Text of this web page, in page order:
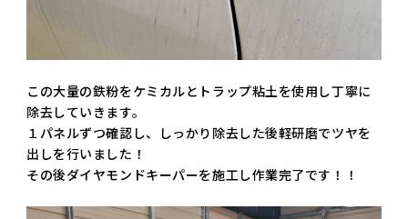
この大量の鉄粉をケミカルとトラップ粘土を使用し丁寧に
除去していきます。
１パネルずつ確認し、しっかり除去した後軽研磨でツヤを
出しを行いました！
その後ダイヤモンドキーパーを施工し作業完了です！！